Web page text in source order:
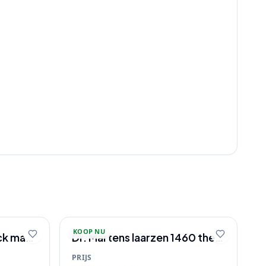
maat
KOOP NU
Dr. Martens laarzen 1460 the
Original
PRIJS